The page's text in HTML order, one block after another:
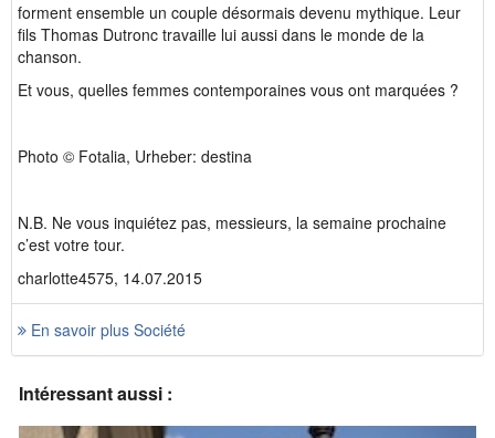
forment ensemble un couple désormais devenu mythique. Leur
fils Thomas Dutronc travaille lui aussi dans le monde de la
chanson.
Et vous, quelles femmes contemporaines vous ont marquées ?
Photo © Fotalia, Urheber: destina
N.B. Ne vous inquiétez pas, messieurs, la semaine prochaine
c’est votre tour.
charlotte4575, 14.07.2015
En savoir plus Société
Intéressant aussi :